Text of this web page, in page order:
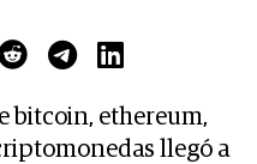
bitcoin, ethereum,
llegó a